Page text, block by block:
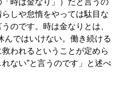
時は金なり」）だと言うの
しや怠惰をやっては駄目な
のです。時は金なりとは、
んではいけない。働き続ける
われるということが定めら
ない”と言うのです」と述べ